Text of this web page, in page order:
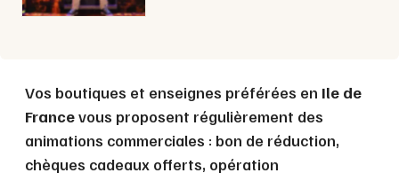
Vos boutiques et enseignes préférées en Ile de
Francevous proposent régulièrement des
animations commerciales : bon de réduction,
chèques cadeaux offerts, opération